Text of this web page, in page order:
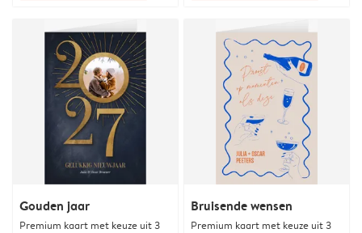
Gouden jaar
Premium kaart met keuze uit 3
Bruisende wensen
Premium kaart met keuze uit 3